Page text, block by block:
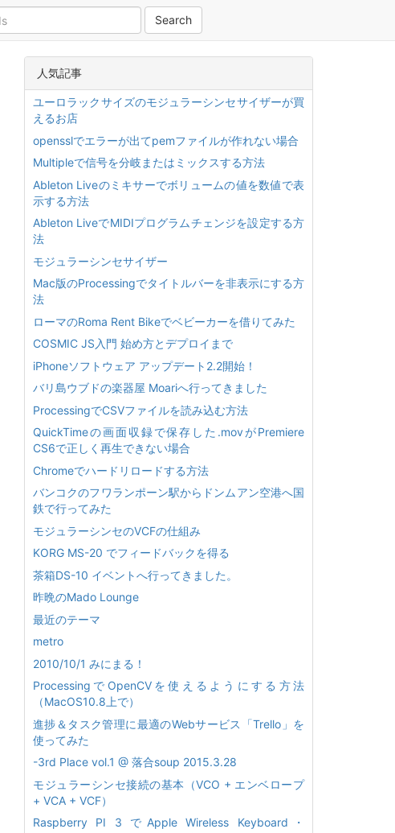
人気記事
ユーロラックサイズのモジュラーシンセサイザーが買
えるお店
opensslでエラーが出てpemファイルが作れない場合
Multipleで信号を分岐またはミックスする方法
Ableton Liveのミキサーでボリュームの値を数値で表
示する方法
Ableton LiveでMIDIプログラムチェンジを設定する方
法
モジュラーシンセサイザー
Mac版のProcessingでタイトルバーを非表示にする方
法
ローマのRoma Rent Bikeでベビーカーを借りてみた
COSMIC JS入門 始め方とデプロイまで
iPhoneソフトウェア アップデート2.2開始！
バリ島ウブドの楽器屋 Moariへ行ってきました
ProcessingでCSVファイルを読み込む方法
QuickTimeの画面収録で保存した.movがPremiere
CS6で正しく再生できない場合
Chromeでハードリロードする方法
バンコクのフワランポーン駅からドンムアン空港へ国
鉄で行ってみた
モジュラーシンセのVCFの仕組み
KORG MS-20 でフィードバックを得る
茶箱DS-10 イベントへ行ってきました。
昨晩のMado Lounge
最近のテーマ
metro
2010/10/1 みにまる！
ProcessingでOpenCVを使えるようにする方法
（MacOS10.8上で）
進捗＆タスク管理に最適のWebサービス「Trello」を
使ってみた
-3rd Place vol.1 @ 落合soup 2015.3.28
モジュラーシンセ接続の基本（VCO + エンベロープ
+ VCA + VCF）
Raspberry PI 3 でApple Wireless Keyboard・